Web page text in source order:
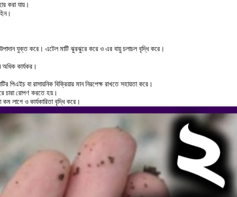
করা যায়।
উপাদান যুক্ত করে। এটেল মাটি ঝুরঝুরে করে ও এর বায়ু চলাচল বৃদ্ধি করে।
অধিক কার্যকর।
পিএইচ বা রাসায়নিক বিক্রিয়ার মান নিরপেক্ষ রাখতে সহায়তা করে।
চারা রোপণ করতে হয়।
লাগে ও কার্যকারিতা বৃদ্ধি করে।